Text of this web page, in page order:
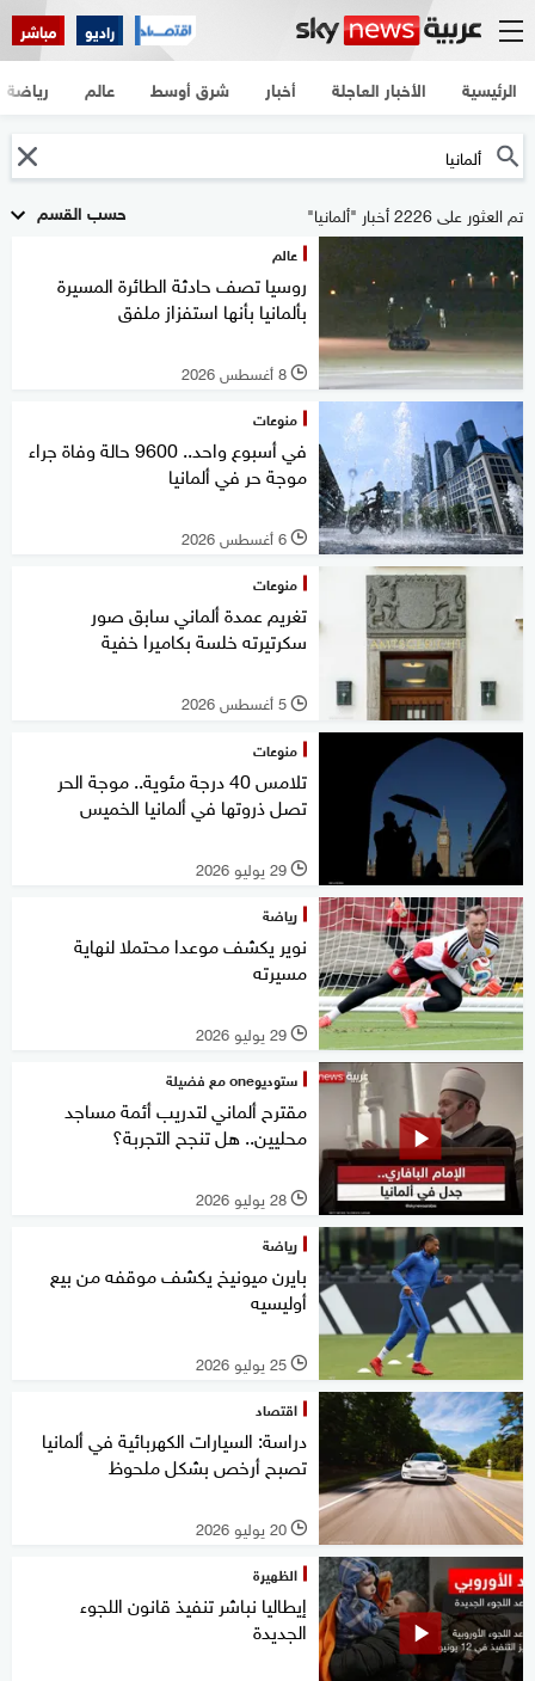
راديو مباشر
الرئيسية الأخبار العاجلة أخبار شرق أوسط عالم رياضة
حسب القسم تم العثور على 2226 أخبار "ألمانيا"
عالم
روسيا تصف حادثة الطائرة المسيرة
بألمانيا بأنها استفزاز ملفق
l 8 أغسطس 2026
منوعات
في أسبوع واحد.. 9600 حالة وفاة جراء
موجة حر في ألمانيا
l 6 أغسطس 2026
منوعات
تغريم عمدة ألماني سابق صور
سكرتيرته خلسة بكاميرا خفية
l 5 أغسطس 2026
منوعات
تلامس 40 درجة مئوية.. موجة الحر
تصل ذروتها في ألمانيا الخميس
l 29 يوليو 2026
رياضة
نوير يكشف موعدا محتملا لنهاية
مسيرته
l 29 يوليو 2026
ستوديوone مع فضيلة
مقترح ألماني لتدريب أئمة مساجد
محليين.. هل تنجح التجربة؟
l 28 يوليو 2026
رياضة
بايرن ميونيخ يكشف موقفه من بيع
أوليسيه
l 25 يوليو 2026
اقتصاد
دراسة: السيارات الكهربائية في ألمانيا
تصبح أرخص بشكل ملحوظ
l 20 يوليو 2026
الظهيرة
إيطاليا نباشر تنفيذ قانون اللجوء
الجديدة